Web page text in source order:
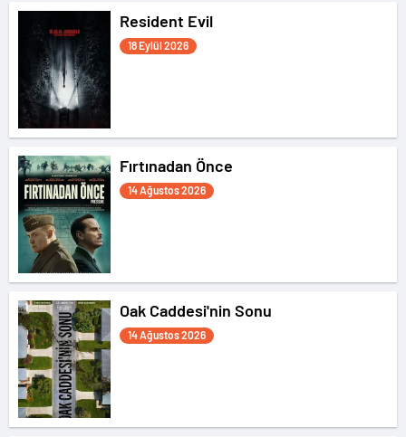
Resident Evil
18 Eylül 2026
Fırtınadan Önce
14 Ağustos 2026
Oak Caddesi'nin Sonu
14 Ağustos 2026